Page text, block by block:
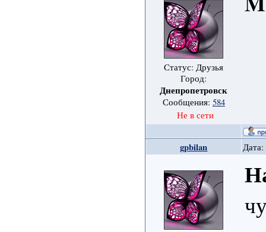
Статус: Друзья
Город:
Днепропетровск
Сообщения: 584
Не в сети
gpbilan